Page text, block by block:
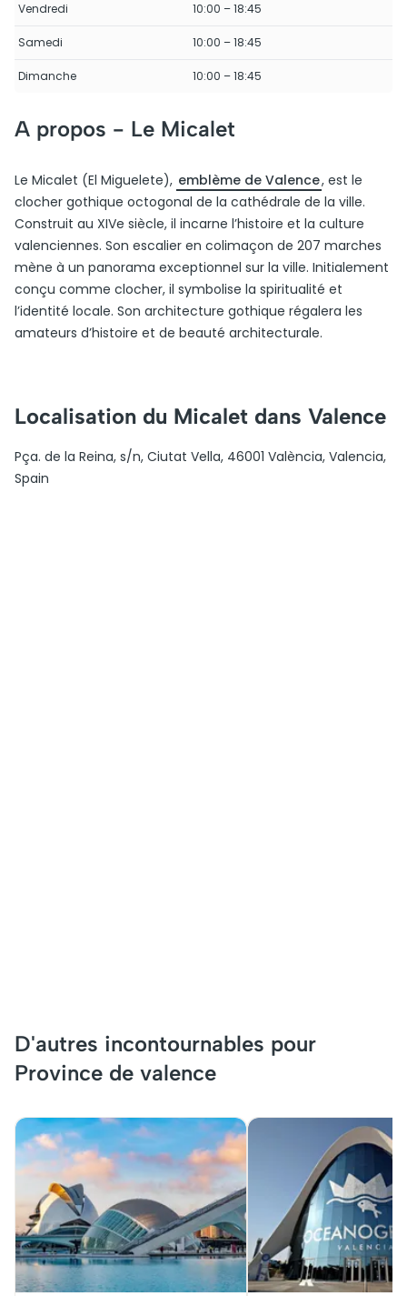
Vendredi 10:00 – 18:45
Samedi 10:00 – 18:45
Dimanche 10:00 – 18:45
A propos - Le Micalet
Le Micalet (El Miguelete), emblème de Valence, est le
clocher gothique octogonal de la cathédrale de la ville.
Construit au XIVe siècle, il incarne l’histoire et la culture
valenciennes. Son escalier en colimaçon de 207 marches
mène à un panorama exceptionnel sur la ville. Initialement
conçu comme clocher, il symbolise la spiritualité et
l’identité locale. Son architecture gothique régalera les
amateurs d’histoire et de beauté architecturale.
Localisation du Micalet dans Valence
Pça. de la Reina, s/n, Ciutat Vella, 46001 València, Valencia,
Spain
D'autres incontournables pour
Province de valence